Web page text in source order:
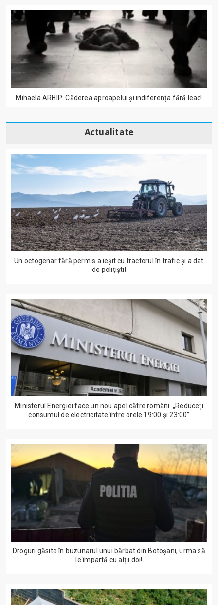
Mihaela ARHIP: Căderea aproapelui și indiferența fără leac!
Actualitate
Un octogenar fără permis a ieșit cu tractorul în trafic și a dat
de polițiști!
Ministerul Energiei face un nou apel către români: „Reduceți
consumul de electricitate între orele 19:00 și 23:00”
Droguri găsite în buzunarul unui bărbat din Botoșani, urma să
le împartă cu alții doi!